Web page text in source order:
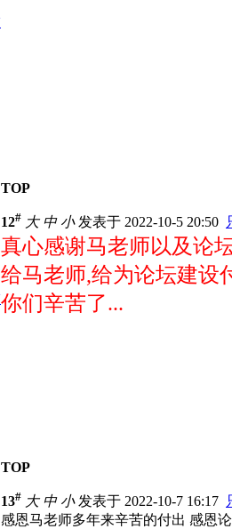
TOP
12# 大 中 小发表于 2022-10-5 20:50
真心感谢马老师以及论
给马老师,给为论坛建设
你们辛苦了...
TOP
13# 大 中 小发表于 2022-10-7 16:17
感恩马老师多年来辛苦的付出 感恩